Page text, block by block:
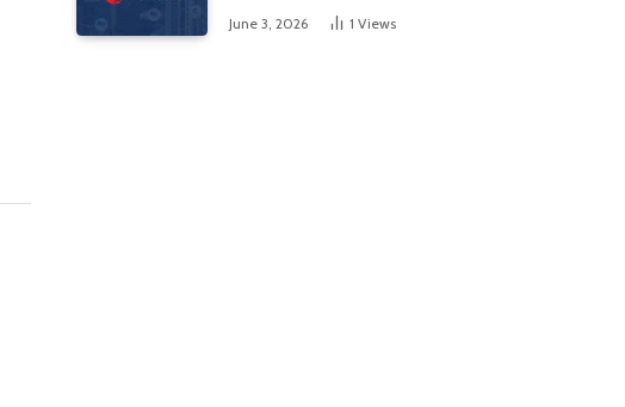
Indonesia dalam
Persaingan Industri
June 3, 2026 1 Views